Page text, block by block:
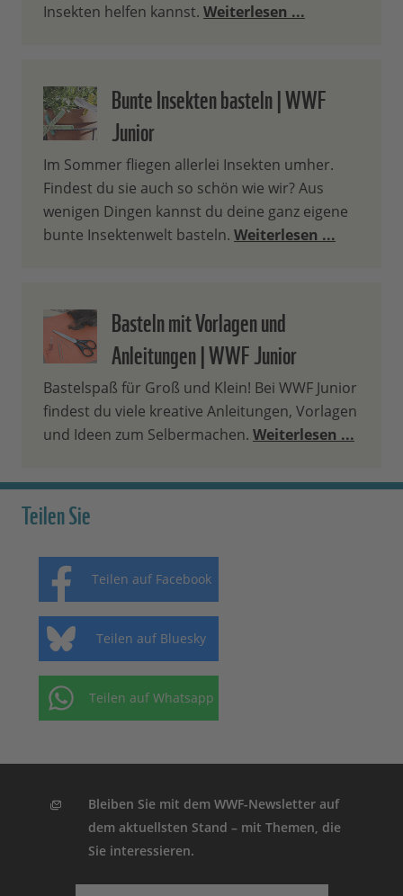
Insekten helfen kannst. Weiterlesen ...
Bunte Insekten basteln | WWF
Junior
Im Sommer fliegen allerlei Insekten umher.
Findest du sie auch so schön wie wir? Aus
wenigen Dingen kannst du deine ganz eigene
bunte Insektenwelt basteln. Weiterlesen ...
Basteln mit Vorlagen und
Anleitungen | WWF Junior
Bastelspaß für Groß und Klein! Bei WWF Junior
findest du viele kreative Anleitungen, Vorlagen
und Ideen zum Selbermachen. Weiterlesen ...
Teilen Sie
Teilen auf Facebook
Teilen auf Bluesky
Teilen auf Whatsapp
Bleiben Sie mit dem WWF-Newsletter auf
dem aktuellsten Stand – mit Themen, die
Sie interessieren.